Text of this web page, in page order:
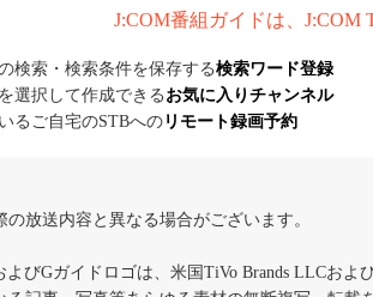
J:COM番組ガイドは、J:COM
検索・検索条件を保存する検索ワード登録
選択して作成できる お気に入りチャンネル
るご自宅のSTBへの リモート録画予約
放送内容と異なる場合がございます。
びGガイドロゴは、米国TiVo Brands LLCお